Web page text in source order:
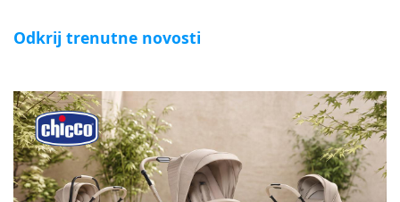
Odkrij trenutne novosti